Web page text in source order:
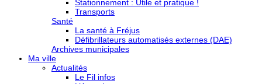
Stationnement : Utile et pratique !
Transports
Santé
La santé à Fréjus
Défibrillateurs automatisés externes (DAE)
Archives municipales
Ma ville
Actualités
Le Fil infos